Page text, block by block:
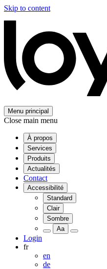
Skip to content
Menu principal
Close main menu
À propos
Services
Produits
Actualités
Contact
Accessibilité
Standard
Clair
Sombre
Aa
Login
fr
en
de